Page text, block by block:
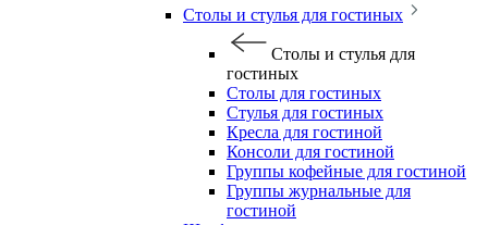
Столы и стулья для гостиных
Столы и стулья для
гостиных
Столы для гостиных
Стулья для гостиных
Кресла для гостиной
Консоли для гостиной
Группы кофейные для гостиной
Группы журнальные для
гостиной